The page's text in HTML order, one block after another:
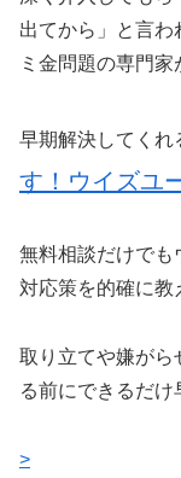
出てから」と言わ
ミ金問題の専門家
早期解決してくれ
す！ウイズユ
無料相談だけでも
対応策を的確に教
取り立てや嫌がら
る前にできるだけ
>